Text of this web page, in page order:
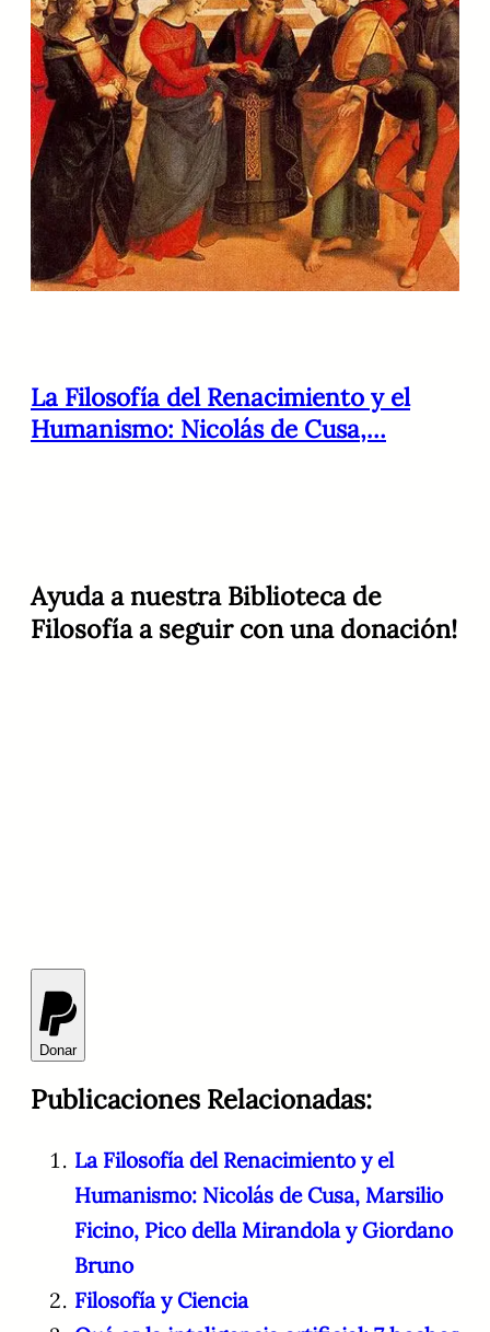
La Filosofía del Renacimiento y el
Humanismo: Nicolás de Cusa,…
Ayuda a nuestra Biblioteca de
Filosofía a seguir con una donación!
Donar
Publicaciones Relacionadas:
La Filosofía del Renacimiento y el
Humanismo: Nicolás de Cusa, Marsilio
Ficino, Pico della Mirandola y Giordano
Bruno
Filosofía y Ciencia